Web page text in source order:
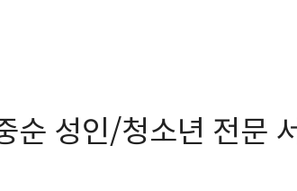
순 성인/청소년 전문